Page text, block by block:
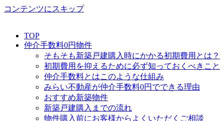
コンテンツにスキップ
TOP
仲介手数料0円物件
そもそも新築戸建購入時にかかる初期費用とは？
初期費用を抑えるために必ず知っておくべきこと
仲介手数料とはこのような仕組み
みらい不動産が仲介手数料0円でできる理由
おすすめ新築物件
新築戸建購入までの流れ
物件購入前にお客様からよくいただくご相談